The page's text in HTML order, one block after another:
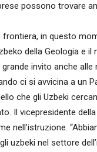
possono trovare
in questo
della Geologia e
invito anche
ci si avvicina a un
che gli Uzbeki
Il vicepresidente
nell’istruzione.
uzbeki nel settore